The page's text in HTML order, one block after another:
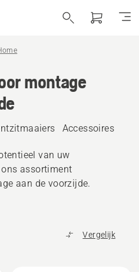
montage
Accessoires
van uw
assortiment
aan de voorzijde.
Vergelijk